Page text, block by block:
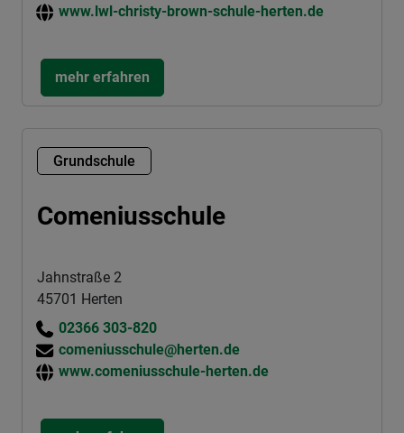
www.lwl-christy-brown-schule-herten.de
mehr erfahren
Grundschule
Comeniusschule
Jahnstraße 2
45701 Herten
02366 303-820
comeniusschule@herten.de
www.comeniusschule-herten.de